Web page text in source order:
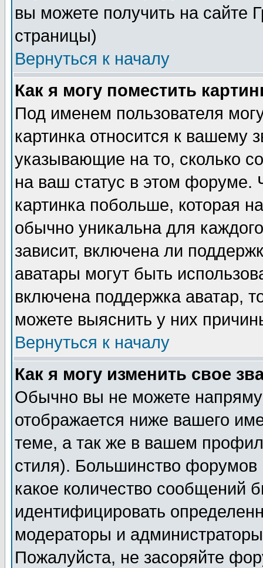
вы можете получить на сайте
страницы)
Вернуться к началу
Как я могу поместить
Под именем пользователя
картинка относится к вашему
указывающие на то, сколько
на ваш статус в этом форуме.
картинка побольше, которая
обычно уникальна для
зависит, включена ли
аватары могут быть
включена поддержка аватар,
можете выяснить у них
Вернуться к началу
Как я могу изменить свое
Обычно вы не можете
отображается ниже вашего
теме, а так же в вашем
стиля). Большинство форумов
какое количество сообщений
идентифицировать
модераторы и
Пожалуйста, не засоряйте